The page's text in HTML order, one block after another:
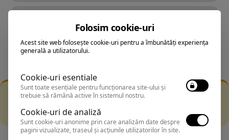
Stele 1-5
Stele 5-1
Filtrarea nu a returnat niciun rezultat
alte fitre.
Folosim cookie-uri
Acest site web folosește cookie-uri pentru a îmbunătăți experiența
generală a utilizatorului.
Cookie-uri esentiale
Sunt toate esențiale pentru funcționarea site-ului și
trebuie să rămână active în sistemul nostru.
Cookie-uri de analiză
Sunt cookie-uri anonime prin care analizăm date despre
pagini vizualizate, traseul și acțiunile utilizatorilor în site.